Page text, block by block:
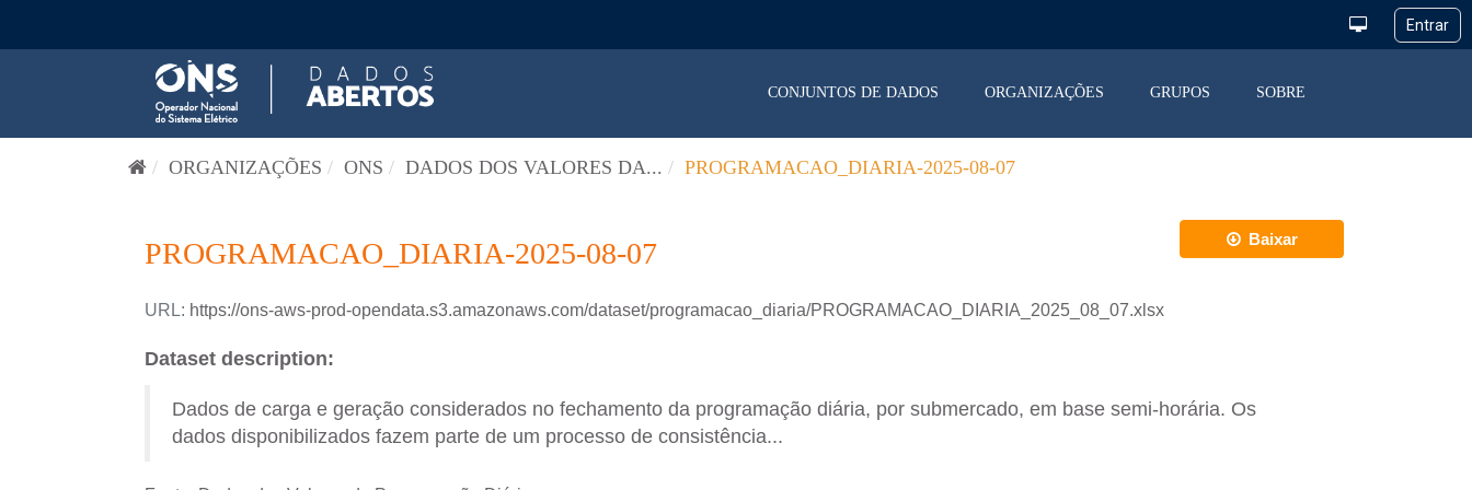
CONJUNTOS DE DADOS ORGANIZAÇÕES GRUPOS SOBRE
ORGANIZAÇÕES ONS DADOS DOS VALORES DA... PROGRAMACAO_DIARIA-2025-08-07
Baixar
PROGRAMACAO_DIARIA-2025-08-07
URL: https://ons-aws-prod-opendata.s3.amazonaws.com/dataset/programacao_diaria/PROGRAMACAO_DIARIA_2025_08_07.xlsx
Dataset description:
Dados de carga e geração considerados no fechamento da programação diária, por submercado, em base semi-horária. Os
dados disponibilizados fazem parte de um processo de consistência...